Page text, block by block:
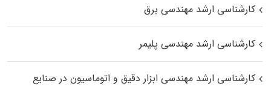
کارشناسی ارشد مهندسی برق
کارشناسی ارشد مهندسی پلیمر
کارشناسی ارشد مهندسی ابزار دقیق و اتوماسیون در صنایع